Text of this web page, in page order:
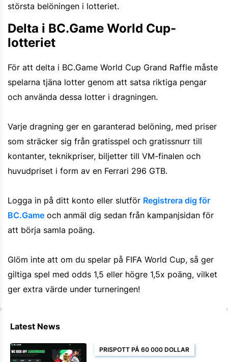
största belöningen i lotteriet.
Delta i BC.Game World Cup-
lotteriet
För att delta i BC.Game World Cup Grand Raffle måste
spelarna tjäna lotter genom att satsa riktiga pengar
och använda dessa lotter i dragningen.
Varje dragning ger en garanterad belöning, med priser
som sträcker sig från gratisspel och gratissnurr till
kontanter, teknikpriser, biljetter till VM-finalen och
huvudpriset i form av en Ferrari 296 GTB.
Logga in på ditt konto eller slutför Registrera dig för
BC.Game och anmäl dig sedan från kampanjsidan för
att börja samla poäng.
Glöm inte att om du spelar på FIFA World Cup, så ger
giltiga spel med odds 1,5 eller högre 1,5x poäng, vilket
ger extra värde under turneringen!
Latest News
PRISPOTT PÅ 60 000 DOLLAR